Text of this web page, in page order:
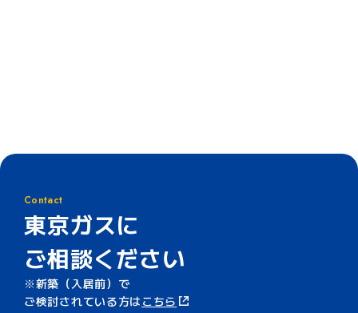
Contact
東京ガスに
ご相談ください
新築（入居前）で
ご検討されている方は こちら